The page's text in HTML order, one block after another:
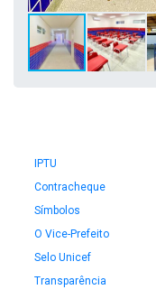
IPTU
Contracheque
Símbolos
O Vice-Prefeito
Selo Unicef
Transparência